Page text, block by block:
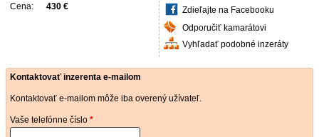
Cena: 430 €
Zdieľajte na Facebooku
Odporučiť kamarátovi
Vyhľadať podobné inzeráty
Kontaktovať inzerenta e-mailom
Kontaktovať e-mailom môže iba overený užívateľ.
Vaše telefónne číslo *